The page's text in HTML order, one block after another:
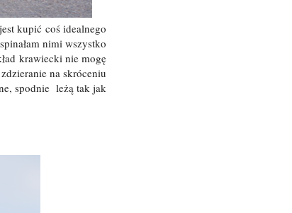
kupić coś idealnego
nimi wszystko
krawiecki nie mogę
na skróceniu
spodnie leżą tak jak